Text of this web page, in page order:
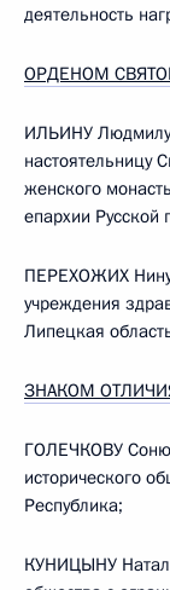
деятельность
ОРДЕНОМ
ИЛЬИНУ Людмилу
настоятельницу
женского
епархии Русской
ПЕРЕХОЖИХ Нину
учреждения
Липецкая
ЗНАКОМ
ГОЛЕЧКОВУ Соню
исторического
Республика;
КУНИЦЫНУ